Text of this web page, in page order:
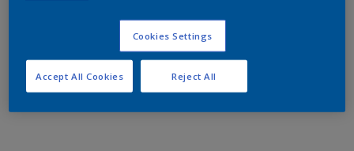
Cookies Settings
Reject All
Accept All Cookies